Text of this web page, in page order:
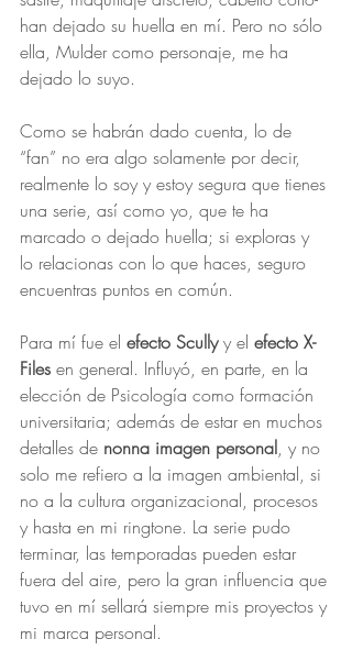
han dejado su huella en mí. Pero no sólo
ella, Mulder como personaje, me ha
dejado lo suyo.
Como se habrán dado cuenta, lo de
“fan” no era algo solamente por decir,
realmente lo soy y estoy segura que tienes
una serie, así como yo, que te ha
marcado o dejado huella; si exploras y
lo relacionas con lo que haces, seguro
encuentras puntos en común.
Para mí fue el efecto Scully y el efecto X-
Files en general. Influyó, en parte, en la
elección de Psicología como formación
universitaria; además de estar en muchos
detalles de nonna imagen personal, y no
solo me refiero a la imagen ambiental, si
no a la cultura organizacional, procesos
y hasta en mi ringtone. La serie pudo
terminar, las temporadas pueden estar
fuera del aire, pero la gran influencia que
tuvo en mí sellará siempre mis proyectos y
mi marca personal.